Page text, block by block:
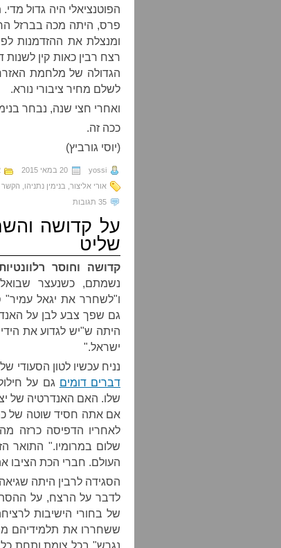
הפוטנציאלי היה גדול
פרס, היתה מכה בברזל
ומנצלת את ההזדמנות
רצח רבין כאות קין
הגדולה של מלחמת
לשלם מחיר ציבורי נורא.
ואחרי חצי שנה, נבחר בנימין נתניהו. ו-20 שנה אחרי,
ככה זה.
(יוסי גורביץ)
yossi 20 במאי 2015
אורי אליצור בנימין נתניהו הקשר
35 תגובות
על קדושה
שליט
קדושה וחוסר
נשמתם, כשנעצר
ו"לשחרר את יגאל עמיר"
גם שפך צבע לבן על
היתה ש"יש לגדוע את
ישראל."
נניח עכשיו לטון
דברים דומים גם על
שלו. האם האנדרטיה של
אם אתה חסיד שוטה של
לאחריו הדפיסה כרזה
שלום במרומיו." התואר
העולם. חברי הכת הציבו
הסגידה לרבין היתה
לדבר על הרצח, על
של בחורי הישיבות
ששחררו את תלמידיהם
נגרש" בכל צומת ותחת כל